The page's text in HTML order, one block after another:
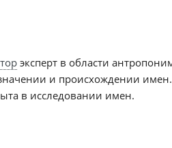
эксперт в области
и происхождении имен.
в исследовании имен.